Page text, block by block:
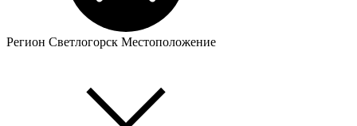
Регион Светлогорск Местоположение